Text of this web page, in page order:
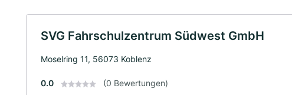
SVG Fahrschulzentrum Südwest GmbH
Moselring 11, 56073 Koblenz
0.0 (0 Bewertungen)